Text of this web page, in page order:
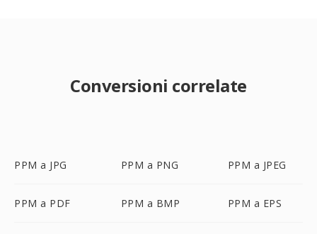
Conversioni correlate
PPM a JPG PPM a PNG PPM a JPEG
PPM a PDF PPM a BMP PPM a EPS